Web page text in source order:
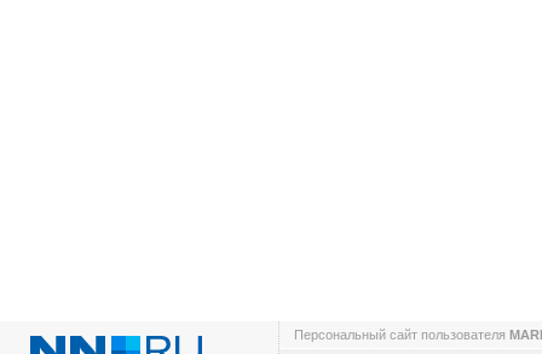
Персональный сайт пользователя